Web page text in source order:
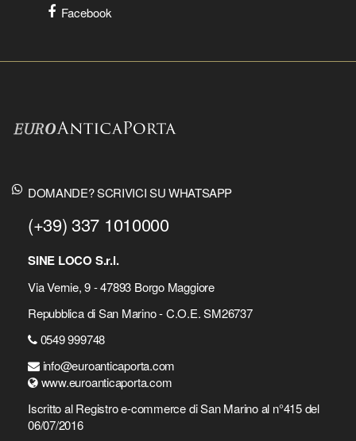
Facebook
DOMANDE? SCRIVICI SU WHATSAPP
(+39) 337 1010000
SINE LOCO S.r.l.
Via Vernie, 9 - 47893 Borgo Maggiore
Repubblica di San Marino - C.O.E. SM26737
0549 999748
info@euroanticaporta.com
www.euroanticaporta.com
Iscritto al Registro e-commerce di San Marino al n°415 del
06/07/2016